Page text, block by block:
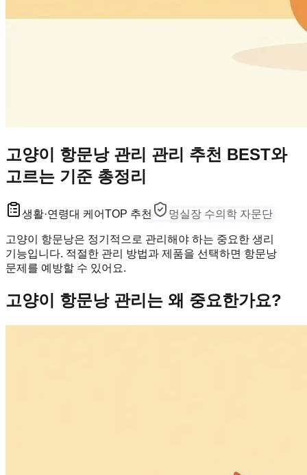
고양이 항문낭 관리 관리 추천 BEST와
고르는 기준 총정리
생활·연령대 케어TOP 추천 멍실장 수의학 자문단
고양이 항문낭은 정기적으로 관리해야 하는 중요한 생리
기능입니다. 적절한 관리 방법과 제품을 선택하면 항문낭
문제를 예방할 수 있어요.
고양이 항문낭 관리는 왜 중요한가요?